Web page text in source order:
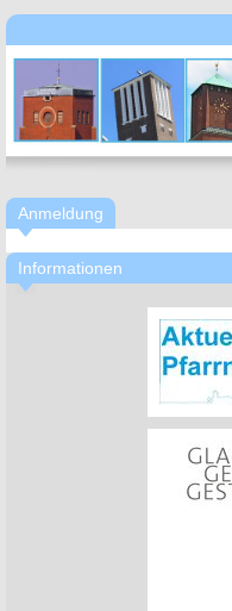
Anmeldung
Informationen